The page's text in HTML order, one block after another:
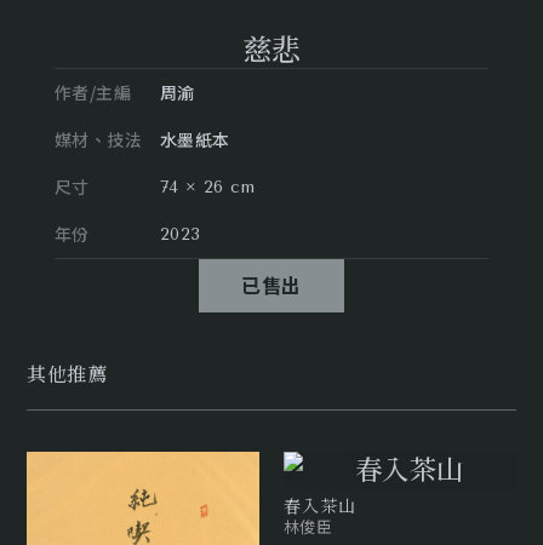
慈悲
作者/主編
周渝
媒材、技法
水墨紙本
尺寸
74 × 26 cm
年份 2023
已售出
其他推薦
春入茶山
林俊臣